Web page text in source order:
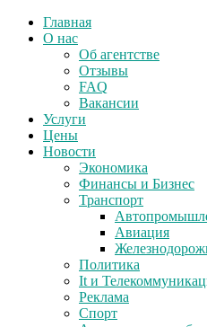
Главная
О нас
Об агентстве
Отзывы
FAQ
Вакансии
Услуги
Цены
Новости
Экономика
Финансы и Бизнес
Транспорт
Авиация
Политика
It и
Реклама
Спорт